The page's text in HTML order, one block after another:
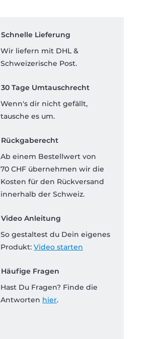
Schnelle Lieferung
Wir liefern mit DHL &
Schweizerische Post.
30 Tage Umtauschrecht
Wenn's dir nicht gefällt,
tausche es um.
Rückgaberecht
Ab einem Bestellwert von
70 CHF übernehmen wir die
Kosten für den Rückversand
innerhalb der Schweiz.
Video Anleitung
So gestaltest du Dein eigenes
Produkt: Video starten
Häufige Fragen
Hast Du Fragen? Finde die
Antworten hier.